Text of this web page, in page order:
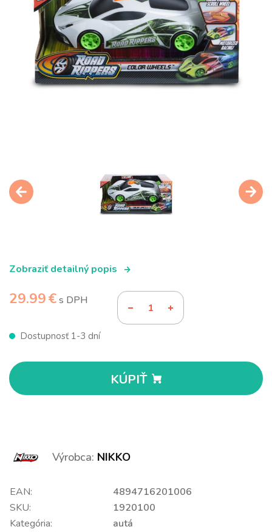
Zobraziť detailný popis
29.99 €s DPH
Dostupnosť 1-3 dní
KÚPIŤ
Výrobca: NIKKO
EAN:
4894716201006
SKU:
1920100
Kategória:
autá